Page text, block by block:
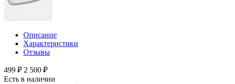
Описание
Характеристики
Отзывы
499 ₽ 2 500 ₽
Есть в наличии